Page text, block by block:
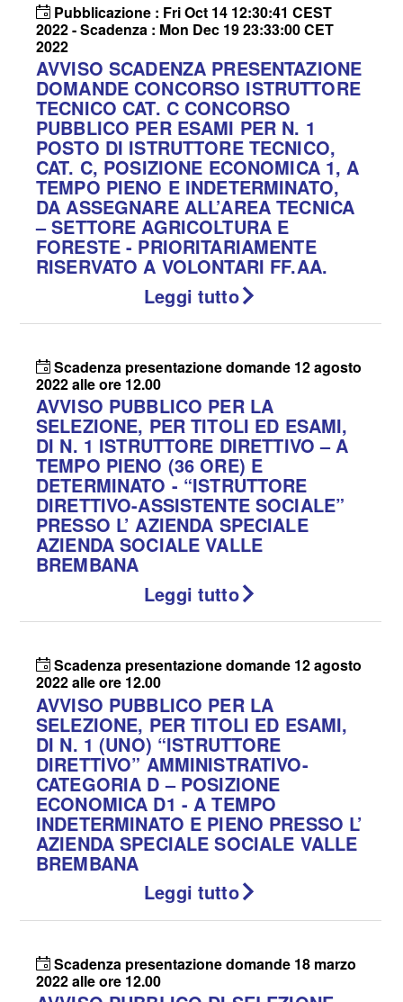
Pubblicazione : Fri Oct 14 12:30:41 CEST
2022 - Scadenza : Mon Dec 19 23:33:00 CET
2022
AVVISO SCADENZA PRESENTAZIONE
DOMANDE CONCORSO ISTRUTTORE
TECNICO CAT. C CONCORSO
PUBBLICO PER ESAMI PER N. 1
POSTO DI ISTRUTTORE TECNICO,
CAT. C, POSIZIONE ECONOMICA 1, A
TEMPO PIENO E INDETERMINATO,
DA ASSEGNARE ALL’AREA TECNICA
– SETTORE AGRICOLTURA E
FORESTE - PRIORITARIAMENTE
RISERVATO A VOLONTARI FF.AA.
Leggi tutto
Scadenza presentazione domande 12 agosto
2022 alle ore 12.00
AVVISO PUBBLICO PER LA
SELEZIONE, PER TITOLI ED ESAMI,
DI N. 1 ISTRUTTORE DIRETTIVO – A
TEMPO PIENO (36 ORE) E
DETERMINATO - “ISTRUTTORE
DIRETTIVO-ASSISTENTE SOCIALE”
PRESSO L’ AZIENDA SPECIALE
AZIENDA SOCIALE VALLE
BREMBANA
Leggi tutto
Scadenza presentazione domande 12 agosto
2022 alle ore 12.00
AVVISO PUBBLICO PER LA
SELEZIONE, PER TITOLI ED ESAMI,
DI N. 1 (UNO) “ISTRUTTORE
DIRETTIVO” AMMINISTRATIVO-
CATEGORIA D – POSIZIONE
ECONOMICA D1 - A TEMPO
INDETERMINATO E PIENO PRESSO L’
AZIENDA SPECIALE SOCIALE VALLE
BREMBANA
Leggi tutto
Scadenza presentazione domande 18 marzo
2022 alle ore 12.00